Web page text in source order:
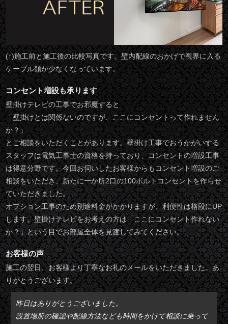
(↑)施工前と施工後の比較写真です。壁内配線のおかげで視界に入る
ケーブル類が少なくなっています。
コンセント増設も承ります
壁掛けテレビの工事でお邪魔すると
「壁掛けとは関係ないのですが、ここにコンセントって作れません
か？」
とご相談をいただくことがあります。壁掛け工事でおうかがいする
スタッフは電気工事士の資格を持っており、コンセントの増設工事
は得意分野です。今回お伺いしたお客様からもコンセント増設のご
相談をいただき、新たに一か所2口の100ボルトコンセントを作らせ
ていただきました。
オプション工事のため別途料金がかかりますが、利便性は格段にUP
します。壁掛けテレビをお考えの方は「ここにコンセント作れない
か？」という目でお部屋全体を見渡してみてください。
お客様の声
施工の翌日、お客様より丁寧なお礼のメールをいただきました。あ
りがとうございます。
昨日はありがとうございました。
設置場所の確認や配線方法なども時間をかけて相談に乗って